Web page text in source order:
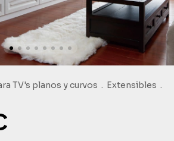
TV's planos y curvos . Extensibles .